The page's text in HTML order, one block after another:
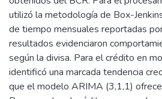
utilizó la metodología de Box-
de tiempo mensuales reportadas
resultados evidenciaron
según la divisa. Para el crédito en
identificó una marcada tendencia
que el modelo ARIMA (3,1,1)